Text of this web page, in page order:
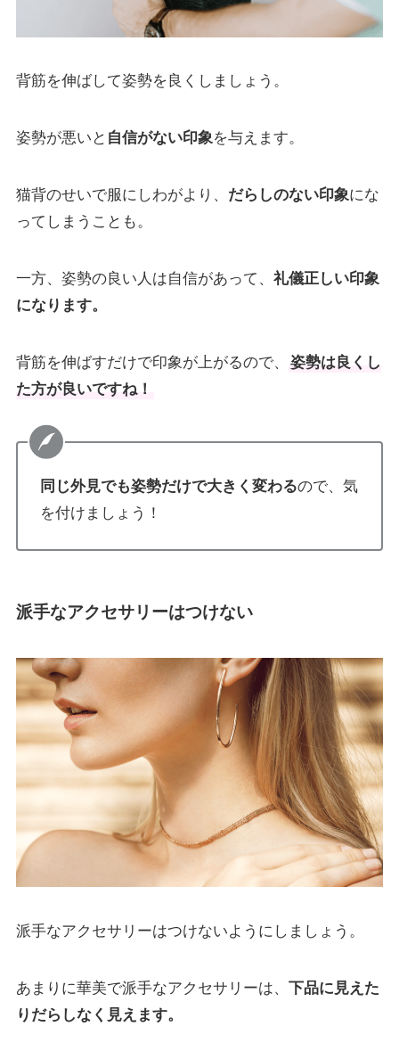
背筋を伸ばして姿勢を良くしましょう。
姿勢が悪いと 自信がない印象を与えます。
猫背のせいで服にしわがより、 だらしのない印象にな
ってしまうことも。
一方、姿勢の良い人は自信があって、 礼儀正しい印象
になります。
背筋を伸ばすだけで印象が上がるので、
姿勢は良くし
た方が良いですね！
同じ外見でも姿勢だけで大きく変わるので、気
を付けましょう！
派手なアクセサリーはつけない
派手なアクセサリーはつけないようにしましょう。
あまりに華美で派手なアクセサリーは、 下品に見えた
りだらしなく見えます。